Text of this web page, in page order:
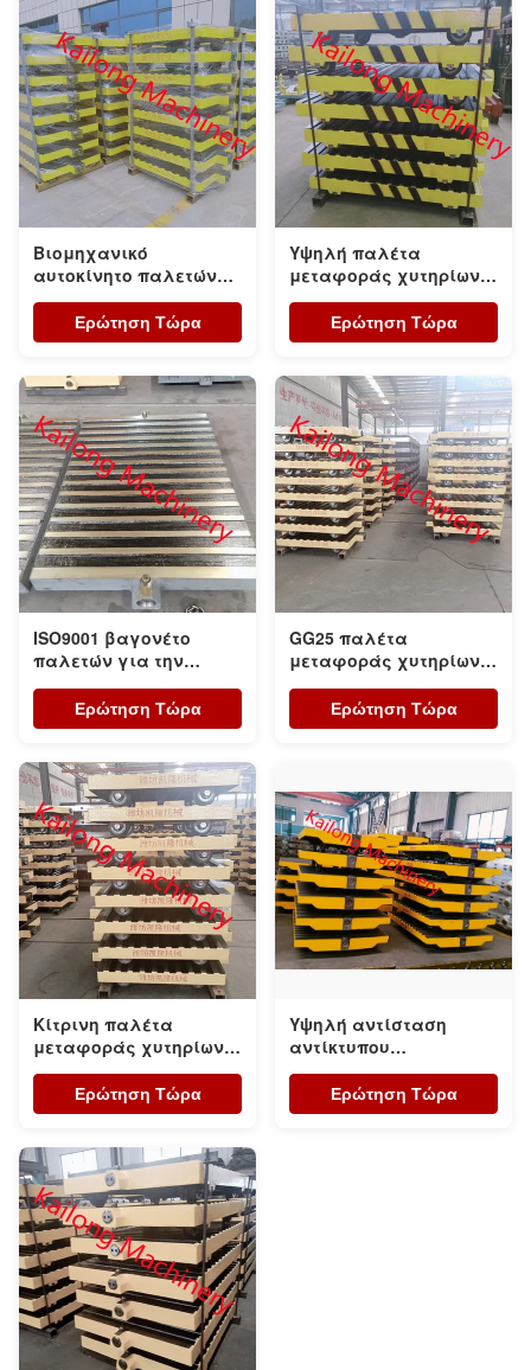
Βιομηχανικό
αυτοκίνητο παλετών
υψηλής ακρίβειας για
τη γραμμή σχήματος
υψηλού Flasked
Ερώτηση Τώρα
Υψηλή παλέτα
μεταφοράς χυτηρίων
ακρίβειας για τη
γραμμή υψηλού
σχήματος FH
Ερώτηση Τώρα
ISO9001 βαγονέτο
παλετών για την
αυτόματη πράσινη
γραμμή σχήματος
άμμου
Ερώτηση Τώρα
GG25 παλέτα
μεταφοράς χυτηρίων
για την αυτόματη
γραμμή σχήματος
στατικής πίεσης
Ερώτηση Τώρα
Κίτρινη παλέτα
μεταφοράς χυτηρίων
για γραμμή υψηλού
την αυτόματη
σχήματος
Ερώτηση Τώρα
Υψηλή αντίσταση
αντίκτυπου
αυτοκινήτων παλετών
οχημάτων πυκνών
δρομολογίων
Ερώτηση Τώρα